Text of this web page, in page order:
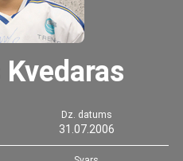
Kvedaras
Dz. datums
31.07.2006